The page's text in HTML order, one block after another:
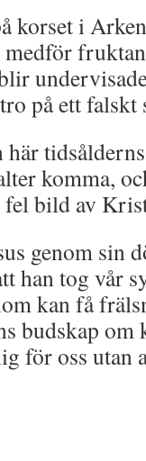
korset i
på ett falskt
här
komma,
bild av
genom sin
han tog vår
kan få
budskap om
för oss utan